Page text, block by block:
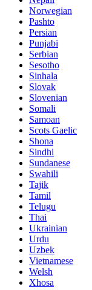
Norwegian
Pashto
Persian
Punjabi
Serbian
Sesotho
Sinhala
Slovak
Slovenian
Somali
Samoan
Scots Gaelic
Shona
Sindhi
Sundanese
Swahili
Tajik
Tamil
Telugu
Thai
Ukrainian
Urdu
Uzbek
Vietnamese
Welsh
Xhosa